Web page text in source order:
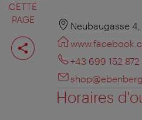
CETTE
PAGE
Partager
cette
page
Neubaugasse
+43 699 152 872
Horaires